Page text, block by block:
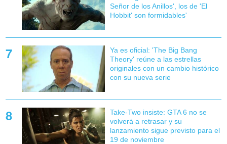
Señor de los Anillos', los de 'El
Hobbit' son formidables'
Ya es oficial: 'The Big Bang
Theory' reúne a las estrellas
originales con un cambio histórico
con su nueva serie
Take-Two insiste: GTA 6 no se
volverá a retrasar y su
lanzamiento sigue previsto para el
19 de noviembre